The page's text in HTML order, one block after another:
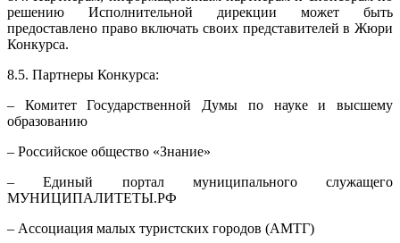
решению Исполнительной дирекции может быть
предоставлено право включать своих представителей в Жюри
Конкурса.
8.5. Партнеры Конкурса:
– Комитет Государственной Думы по науке и высшему
образованию
– Российское общество «Знание»
–
Единый портал муниципального служащего
МУНИЦИПАЛИТЕТЫ.РФ
– Ассоциация малых туристских городов (АМТГ)